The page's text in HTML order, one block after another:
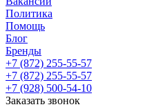
Политика
Помощь
Блог
Бренды
+7 (872) 255-55-57
+7 (872) 255-55-57
+7 (928) 500-54-10
Заказать звонок